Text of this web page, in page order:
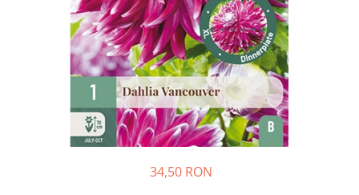
Bulbi de Echinacea
Bulbi de Frezie
Bulbi de Fritillaria
Bulbi de Gaillardia (Kokarda)
Bulbi de Gladiole
Bulbi de Irisi - Stanjenel
Bulbi de Lalele
Păr - Pyrus communis
Smochini - Ficus carica
Viță de Vie - Vitis
34,50 RON